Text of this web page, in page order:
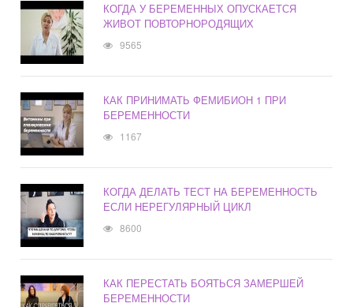
КОГДА У БЕРЕМЕННЫХ ОПУСКАЕТСЯ
ЖИВОТ ПОВТОРНОРОДЯЩИХ
9565
КАК ПРИНИМАТЬ ФЕМИБИОН 1 ПРИ
БЕРЕМЕННОСТИ
1167
КОГДА ДЕЛАТЬ ТЕСТ НА БЕРЕМЕННОСТЬ
ЕСЛИ НЕРЕГУЛЯРНЫЙ ЦИКЛ
8600
КАК ПЕРЕСТАТЬ БОЯТЬСЯ ЗАМЕРШЕЙ
БЕРЕМЕННОСТИ